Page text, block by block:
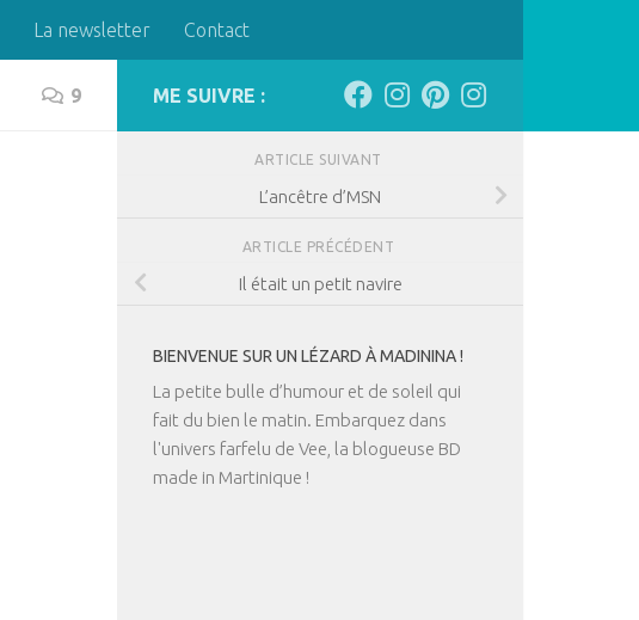
La newsletter Contact
9 ME SUIVRE :
ARTICLE SUIVANT
L’ancêtre d’MSN
ARTICLE PRÉCÉDENT
Il était un petit navire
BIENVENUE SUR UN LÉZARD À MADININA !
La petite bulle d’humour et de soleil qui
fait du bien le matin. Embarquez dans
l'univers farfelu de Vee, la blogueuse BD
made in Martinique !